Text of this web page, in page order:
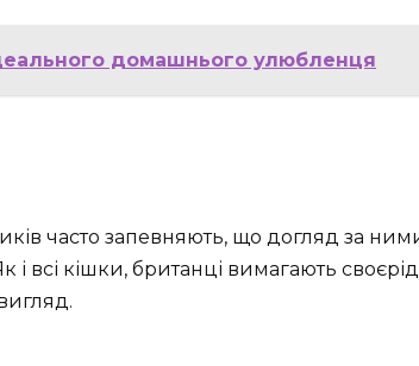
домашнього улюбленця
часто запевняють, що догляд за
і всі кішки, британці вимагають